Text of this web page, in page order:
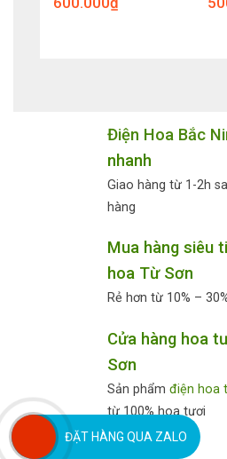
Điện Hoa Bắc
nhanh
Giao hàng từ 1-2h
hàng
Mua hàng siêu
hoa Từ Sơn
Rẻ hơn từ 10% –
Cửa hàng hoa
Sơn
Sản phẩm điện hoa
từ 100% hoa tươi
ĐẶT HÀNG QUA ZALO